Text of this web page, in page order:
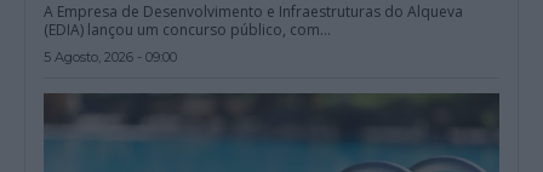
A Empresa de Desenvolvimento e Infraestruturas do Alqueva
(EDIA) lançou um concurso público, com...
5 Agosto, 2026 - 09:00